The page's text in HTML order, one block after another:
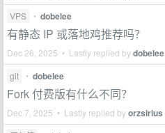
VPS • dobelee
有静态 IP 或落地鸡推荐吗？
Dec 26, 2025 • Lastly replied bydobelee
git • dobelee
Fork 付费版有什么不同？
Dec 7, 2025 • Lastly replied byorzsirius